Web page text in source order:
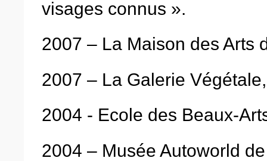
visages connus ».
2007 – La Maison des Arts
2007 – La Galerie
2004 - Ecole des Beaux-
2004 – Musée Autoworld